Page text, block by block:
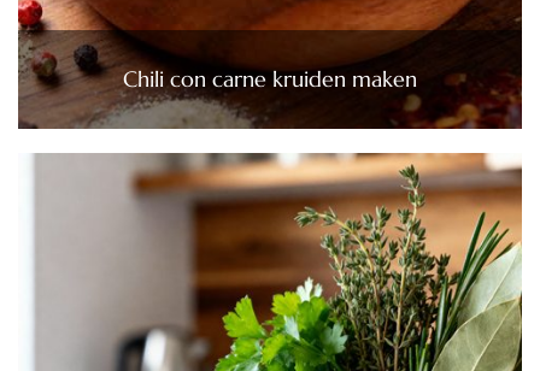
Chili con carne kruiden maken